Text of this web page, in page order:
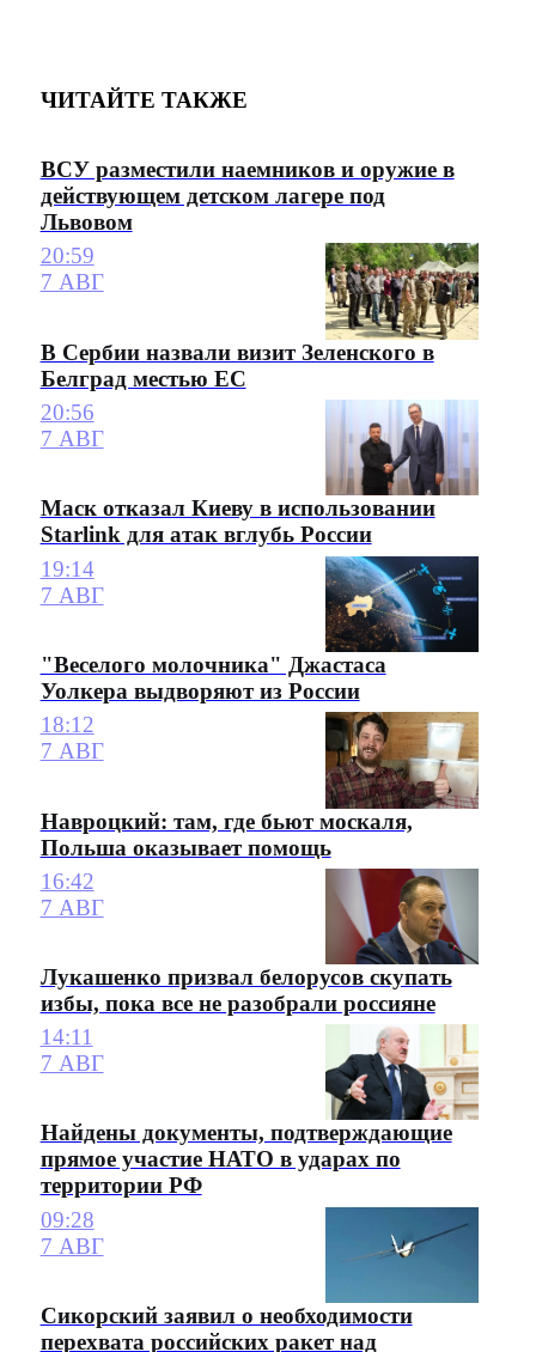
ЧИТАЙТЕ ТАКЖЕ
ВСУ разместили наемников и оружие в
действующем детском лагере под
Львовом
20:59
7 АВГ
В Сербии назвали визит Зеленского в
Белград местью ЕС
20:56
7 АВГ
Маск отказал Киеву в использовании
Starlink для атак вглубь России
19:14
7 АВГ
"Веселого молочника" Джастаса
Уолкера выдворяют из России
18:12
7 АВГ
Навроцкий: там, где бьют москаля,
Польша оказывает помощь
16:42
7 АВГ
Лукашенко призвал белорусов скупать
избы, пока все не разобрали россияне
14:11
7 АВГ
Найдены документы, подтверждающие
прямое участие НАТО в ударах по
территории РФ
09:28
7 АВГ
Сикорский заявил о необходимости
перехвата российских ракет над